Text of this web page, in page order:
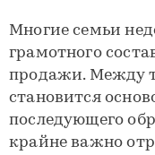
Многие семьи
грамотного
продажи. Между
становится
последующего
крайне важно